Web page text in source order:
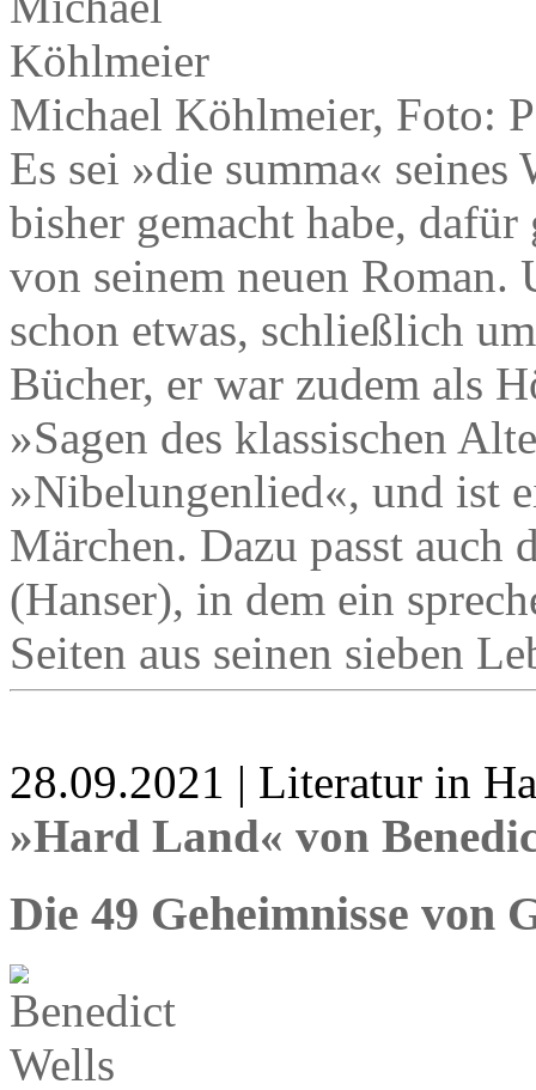
Michael Köhlmeier, Foto:
Es sei »die summa« seines
bisher gemacht habe,
von seinem neuen
schon etwas, schließlich
Bücher, er war zudem als
»Sagen des klassischen
»Nibelungenlied«, und ist
Märchen. Dazu passt auch
(Hanser), in dem ein
Seiten aus seinen sieben
28.09.2021 | Literatur in
»Hard Land« von
Die 49 Geheimnisse von